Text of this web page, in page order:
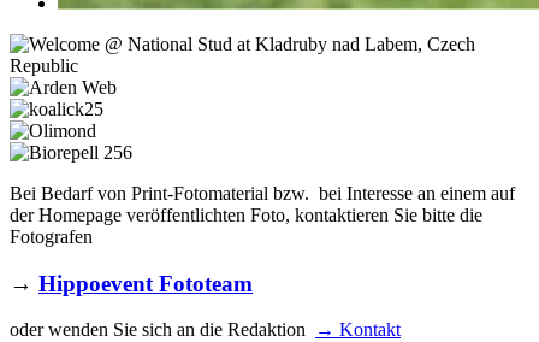
Bei Bedarf von Print-Fotomaterial bzw. bei Interesse an einem auf
der Homepage veröffentlichten Foto, kontaktieren Sie bitte die
Fotografen
→ Hippoevent Fototeam
oder wenden Sie sich an die Redaktion → Kontakt